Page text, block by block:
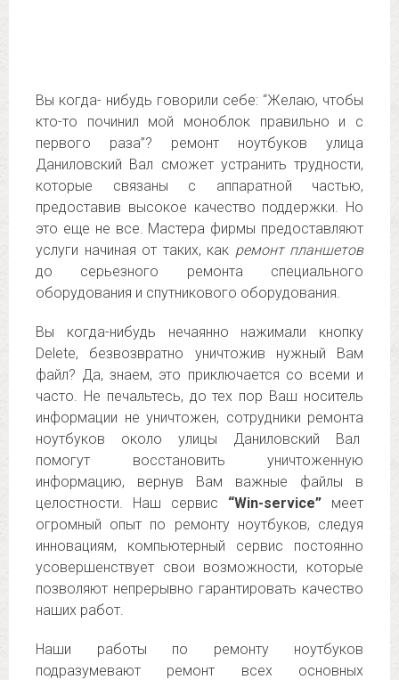
Вы когда- нибудь говорили себе: “Желаю, чтобы
кто-то починил мой моноблок правильно и с
первого раза”? ремонт ноутбуков улица
Даниловский Вал сможет устранить трудности,
которые связаны с аппаратной частью,
предоставив высокое качество поддержки. Но
это еще не все. Мастера фирмы предоставляют
услуги начиная от таких, как ремонт планшетов
до серьезного ремонта специального
оборудования и спутникового оборудования.
Вы когда-нибудь нечаянно нажимали кнопку
Delete, безвозвратно уничтожив нужный Вам
файл? Да, знаем, это приключается со всеми и
часто. Не печальтесь, до тех пор Ваш носитель
информации не уничтожен, сотрудники ремонта
ноутбуков около улицы Даниловский Вал
помогут восстановить уничтоженную
информацию, вернув Вам важные файлы в
целостности. Наш сервис “Win-service” меет
огромный опыт по ремонту ноутбуков, следуя
инновациям, компьютерный сервис постоянно
усовершенствует свои возможности, которые
позволяют непрерывно гарантировать качество
наших работ.
Наши работы по ремонту ноутбуков
подразумевают ремонт всех основных